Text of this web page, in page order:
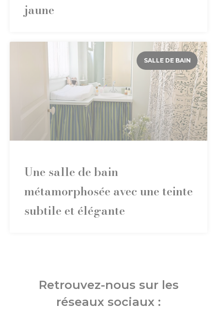
jaune
SALLE DE BAIN
Une salle de bain
métamorphosée avec une teinte
subtile et élégante
Retrouvez-nous sur les
réseaux sociaux :